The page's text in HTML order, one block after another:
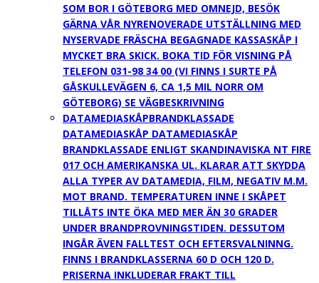
SOM BOR I GÖTEBORG MED OMNEJD, BESÖK
GÄRNA VÅR NYRENOVERADE UTSTÄLLNING MED
NYSERVADE FRÄSCHA BEGAGNADE KASSASKÅP I
MYCKET BRA SKICK. BOKA TID FÖR VISNING PÅ
TELEFON 031-98 34 00 (VI FINNS I SURTE PÅ
GÅSKULLEVÄGEN 6, CA 1,5 MIL NORR OM
GÖTEBORG) SE VÄGBESKRIVNING
DATAMEDIASKÅPBRANDKLASSADE
DATAMEDIASKÅP DATAMEDIASKÅP
BRANDKLASSADE ENLIGT SKANDINAVISKA NT FIRE
017 OCH AMERIKANSKA UL. KLARAR ATT SKYDDA
ALLA TYPER AV DATAMEDIA, FILM, NEGATIV M.M.
MOT BRAND. TEMPERATUREN INNE I SKÅPET
TILLÅTS INTE ÖKA MED MER ÄN 30 GRADER
UNDER BRANDPROVNINGSTIDEN. DESSUTOM
INGÅR ÄVEN FALLTEST OCH EFTERSVALNINNG.
FINNS I BRANDKLASSERNA 60 D OCH 120 D.
PRISERNA INKLUDERAR FRAKT TILL